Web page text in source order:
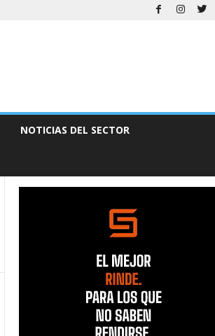
NOTICIAS DEL SECTOR